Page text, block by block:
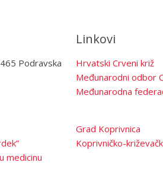
Podravska
medicinu
Linkovi
Hrvatski Crveni križ
Međunarodni odbor
Međunarodna
Grad Koprivnica
Koprivničko-